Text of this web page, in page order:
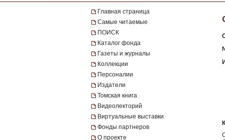
Главная страница
Самые читаемые
ПОИСК
Каталог фонда
Газеты и журналы
Коллекции
Персоналии
Издатели
Томская книга
Видеолекторий
Виртуальные выставки
Фонды партнеров
О проекте